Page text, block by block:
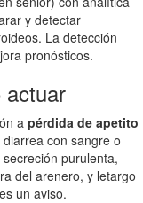
y detectar
La detección
pronósticos.
actuar
a pérdida de apetito
diarrea con sangre o
purulenta,
del arenero, y letargo
un aviso.